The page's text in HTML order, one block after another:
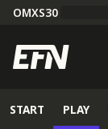
OMXS30
START PLAY